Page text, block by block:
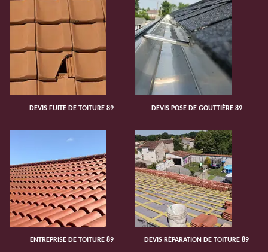
DEVIS FUITE DE TOITURE 89 DEVIS POSE DE GOUTTIÈRE 89
ENTREPRISE DE TOITURE 89 DEVIS RÉPARATION DE TOITURE 89